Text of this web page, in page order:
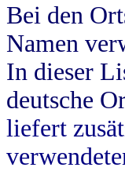
Bei den
Namen
In dieser
deutsche
liefert